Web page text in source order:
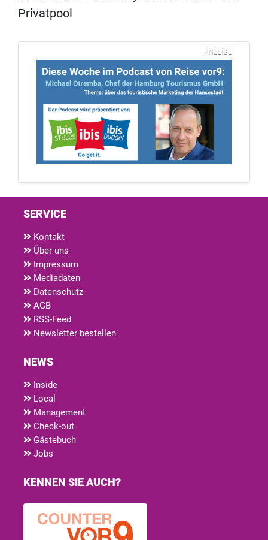
Privatpool
ANZEIGE
SERVICE
Kontakt
Über uns
Impressum
Mediadaten
Datenschutz
AGB
RSS-Feed
Newsletter bestellen
NEWS
Inside
Local
Management
Check-out
Gästebuch
Jobs
KENNEN SIE AUCH?